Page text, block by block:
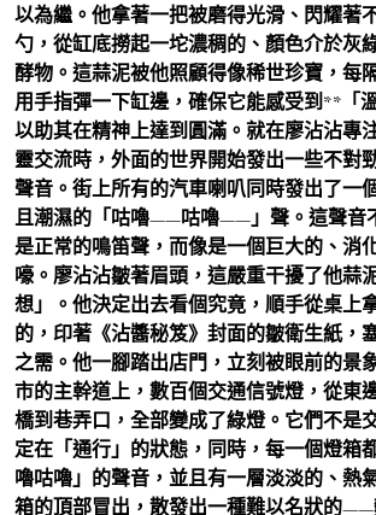
以為繼。他拿著一把被磨得光滑、閃耀著
勺，從缸底撈起一坨濃稠的、顏色介於灰
酵物。這蒜泥被他照顧得像稀世珍寶，每
用手指彈一下缸邊，確保它能感受到**「
以助其在精神上達到圓滿。就在廖沾沾專
靈交流時，外面的世界開始發出一些不對
聲音。街上所有的汽車喇叭同時發出了一
且潮濕的「咕嚕——咕嚕——」聲。這聲音
是正常的鳴笛聲，而像是一個巨大的、消
嚎。廖沾沾皺著眉頭，這嚴重干擾了他蒜
想」。他決定出去看個究竟，順手從桌上
的，印著《沾醬秘笈》封面的皺衛生紙，
之需。他一腳踏出店門，立刻被眼前的景
市的主幹道上，數百個交通信號燈，從東
橋到巷弄口，全部變成了綠燈。它們不是
定在「通行」的狀態，同時，每一個燈箱
嚕咕嚕」的聲音，並且有一層淡淡的、熱
箱的頂部冒出，散發出一種難以名狀的